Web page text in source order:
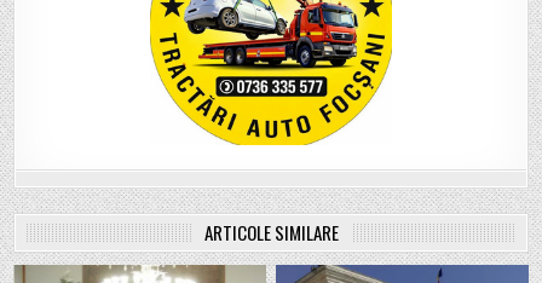
ARTICOLE SIMILARE